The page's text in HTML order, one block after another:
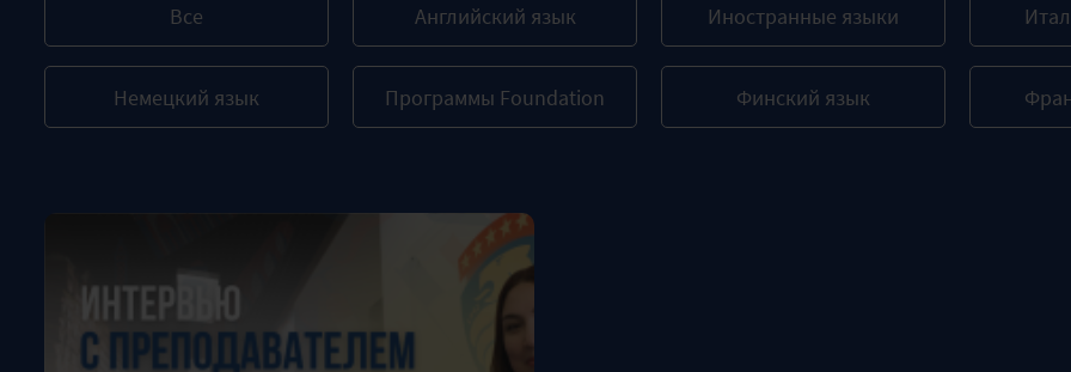
Все Английский язык Иностранные языки
Немецкий язык Программы Foundation Финский язык